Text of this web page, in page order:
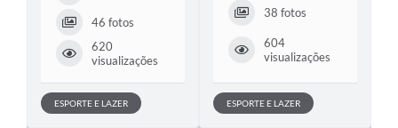
46 fotos
620
visualizações
ESPORTE E LAZER
38 fotos
604
visualizações
ESPORTE E LAZER